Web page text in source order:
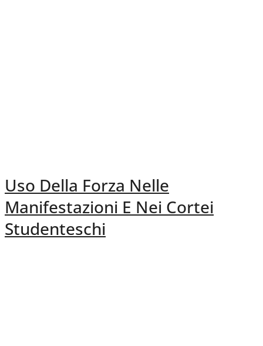
Uso Della Forza Nelle
Manifestazioni E Nei Cortei
Studenteschi